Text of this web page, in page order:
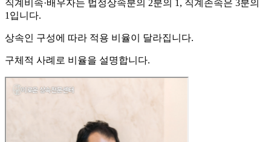
직계비속·배우자는 법정상속분의 2분의 1, 직계존속은 3분의
1입니다.
상속인 구성에 따라 적용 비율이 달라집니다.
구체적 사례로 비율을 설명합니다.